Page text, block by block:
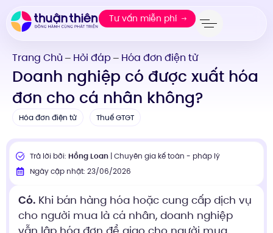
Tư vấn miễn phí
Trang Chủ — Hỏi đáp — Hóa đơn điện tử
Doanh nghiệp có được xuất hóa
đơn cho cá nhân không?
Hóa đơn điện tử Thuế GTGT
Trả lời bởi: Hồng Loan| Chuyên gia kế toán - pháp lý
Ngày cập nhật: 23/06/2026
Có. Khi bán hàng hóa hoặc cung cấp dịch vụ
cho người mua là cá nhân, doanh nghiệp